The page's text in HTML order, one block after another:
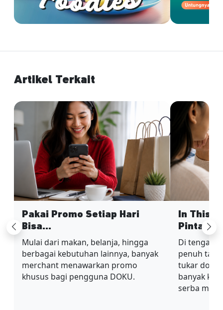
Artikel Terkait
Previous
Pakai Promo Setiap Hari
Bisa...
Mulai dari makan, belanja, hingga
berbagai kebutuhan lainnya, banyak
merchant menawarkan promo
khusus bagi pengguna DOKU.
In This
Pinta...
Di tengah
penuh
tukar
banyak
serba